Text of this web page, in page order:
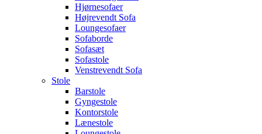
Hjørnesofaer
Højrevendt Sofa
Loungesofaer
Sofaborde
Sofasæt
Sofastole
Venstrevendt Sofa
Stole
Barstole
Gyngestole
Kontorstole
Lænestole